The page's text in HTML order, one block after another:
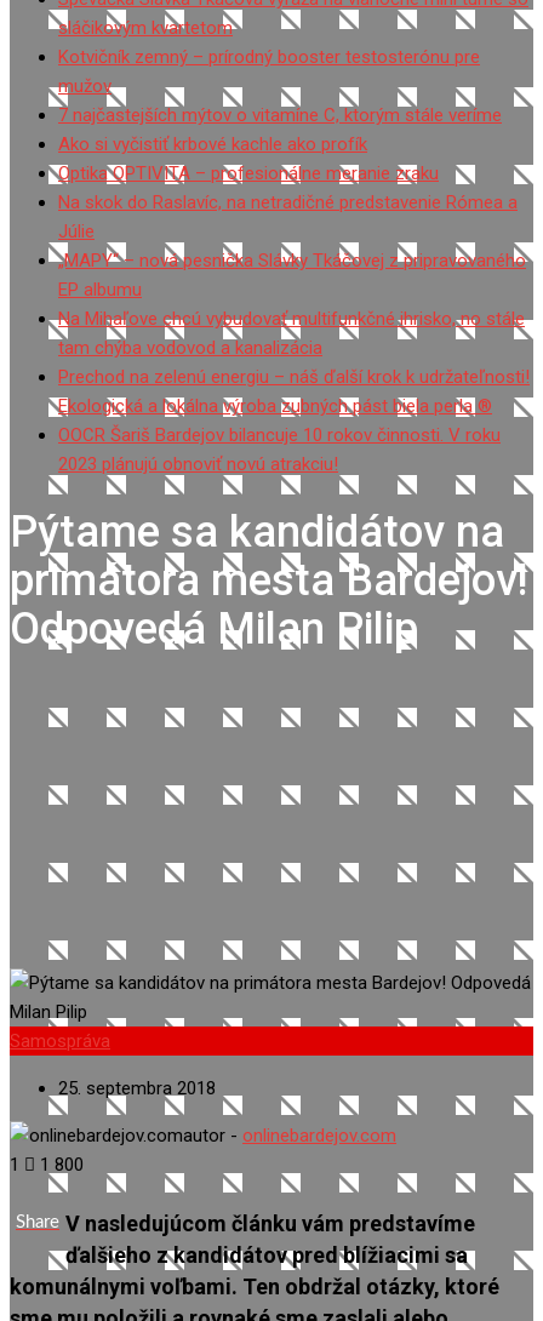
sláčikovým kvartetom
Kotvičník zemný – prírodný booster testosterónu pre
mužov
7 najčastejších mýtov o vitamíne C, ktorým stále veríme
Ako si vyčistiť krbové kachle ako profík
Optika OPTIVITA – profesionálne meranie zraku
Na skok do Raslavíc, na netradičné predstavenie Rómea a
Júlie
„MAPY“ – nová pesnička Slávky Tkáčovej z pripravovaného
EP albumu
Na Mihaľove chcú vybudovať multifunkčné ihrisko, no stále
tam chýba vodovod a kanalizácia
Prechod na zelenú energiu – náš ďalší krok k udržateľnosti!
Ekologická a lokálna výroba zubných pást biela perla ®
OOCR Šariš Bardejov bilancuje 10 rokov činnosti. V roku
2023 plánujú obnoviť novú atrakciu!
Pýtame sa kandidátov na
primátora mesta Bardejov!
Odpovedá Milan Pilip
Samospráva
25. septembra 2018
autor - onlinebardejov.com
1
1 800
Share V nasledujúcom článku vám predstavíme
ďalšieho z kandidátov pred blížiacimi sa
komunálnymi voľbami. Ten obdržal otázky, ktoré